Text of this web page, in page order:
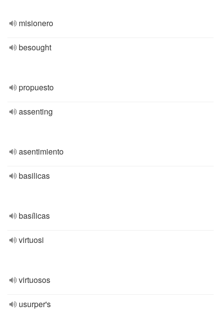
misionero
besought
propuesto
assenting
asentimiento
basilicas
basílicas
virtuosi
virtuosos
usurper's